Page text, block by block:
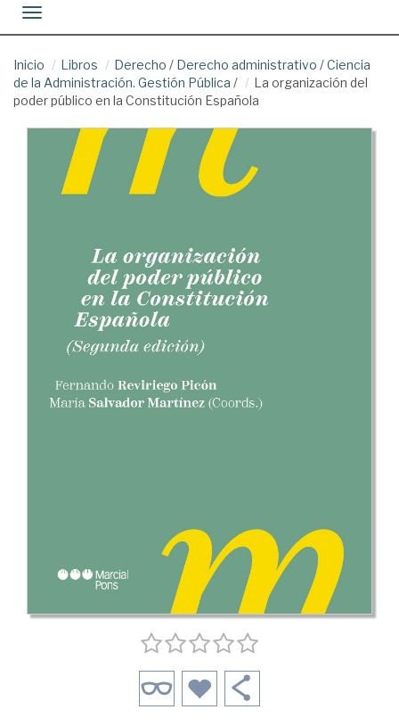
Toggle navigation
Inicio Libros Derecho / Derecho administrativo /Ciencia
de la Administración. Gestión Pública /
La organización del
poder público en la Constitución Española